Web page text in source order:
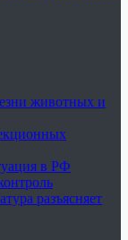
животных и
в РФ
разъясняет